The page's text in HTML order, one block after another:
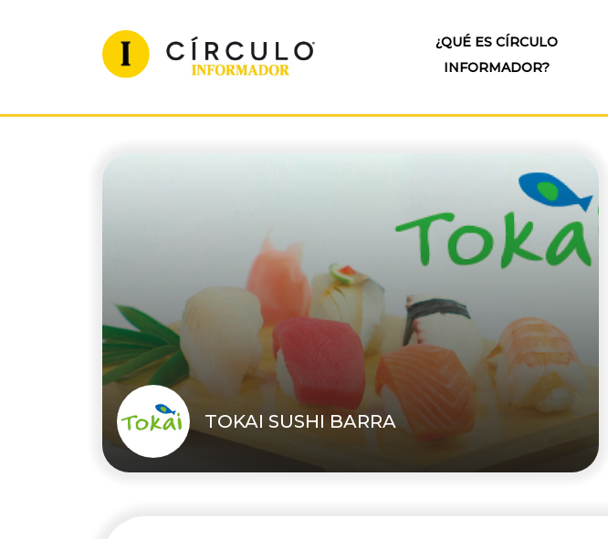
¿QUÉ ES CÍRCULO
INFORMADOR?
TOKAI SUSHI BARRA